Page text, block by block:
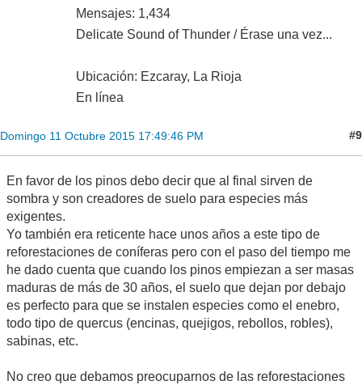
Mensajes: 1,434
Delicate Sound of Thunder / Érase una vez...
Ubicación: Ezcaray, La Rioja
En línea
Domingo 11 Octubre 2015 17:49:46 PM #9
En favor de los pinos debo decir que al final sirven de
sombra y son creadores de suelo para especies más
exigentes.
Yo también era reticente hace unos años a este tipo de
reforestaciones de coníferas pero con el paso del tiempo me
he dado cuenta que cuando los pinos empiezan a ser masas
maduras de más de 30 años, el suelo que dejan por debajo
es perfecto para que se instalen especies como el enebro,
todo tipo de quercus (encinas, quejigos, rebollos, robles),
sabinas, etc.
No creo que debamos preocuparnos de las reforestaciones